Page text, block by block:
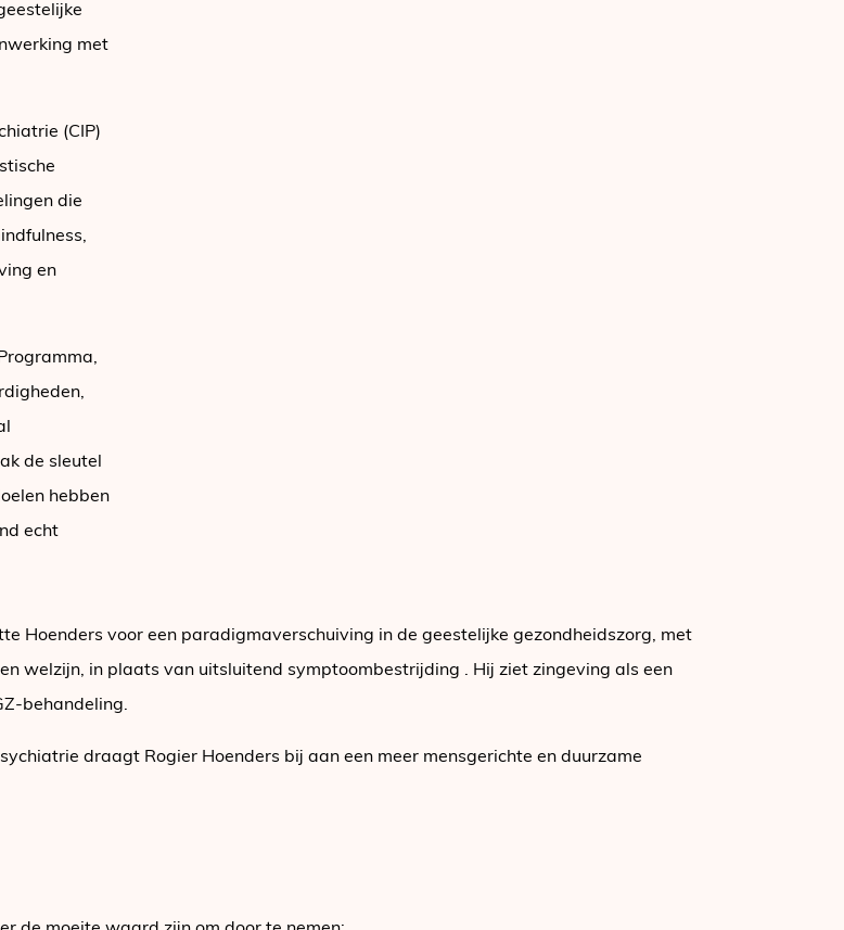
met
(CIP)
die
en
de sleutel
hebben
echt
Hoenders voor een paradigmaverschuiving in de geestelijke gezondheidszorg, met
welzijn, in plaats van uitsluitend symptoombestrijding . Hij ziet zingeving als een
behandeling.
draagt Rogier Hoenders bij aan een meer mensgerichte en duurzame